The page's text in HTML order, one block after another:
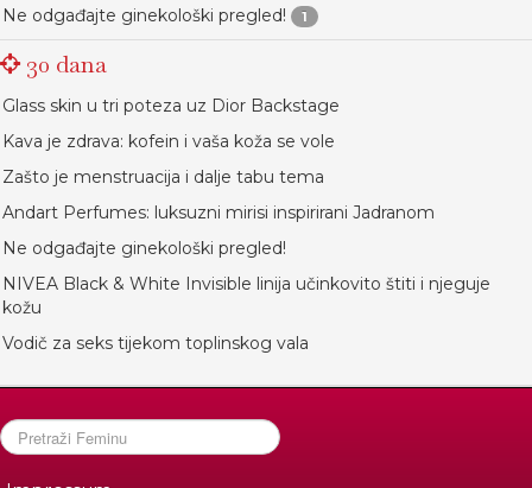
Ne odgađajte ginekološki pregled! 1
30 dana
Glass skin u tri poteza uz Dior Backstage
Kava je zdrava: kofein i vaša koža se vole
Zašto je menstruacija i dalje tabu tema
Andart Perfumes: luksuzni mirisi inspirirani Jadranom
Ne odgađajte ginekološki pregled!
NIVEA Black & White Invisible linija učinkovito štiti i njeguje
kožu
Vodič za seks tijekom toplinskog vala